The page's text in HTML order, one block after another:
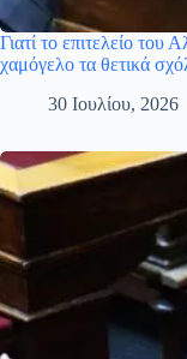
Γιατί το επιτελείο του
χαμόγελο τα θετικά
30 Ιουλίου, 2026